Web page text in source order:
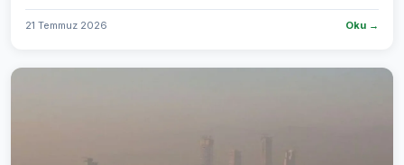
21 Temmuz 2026 Oku →